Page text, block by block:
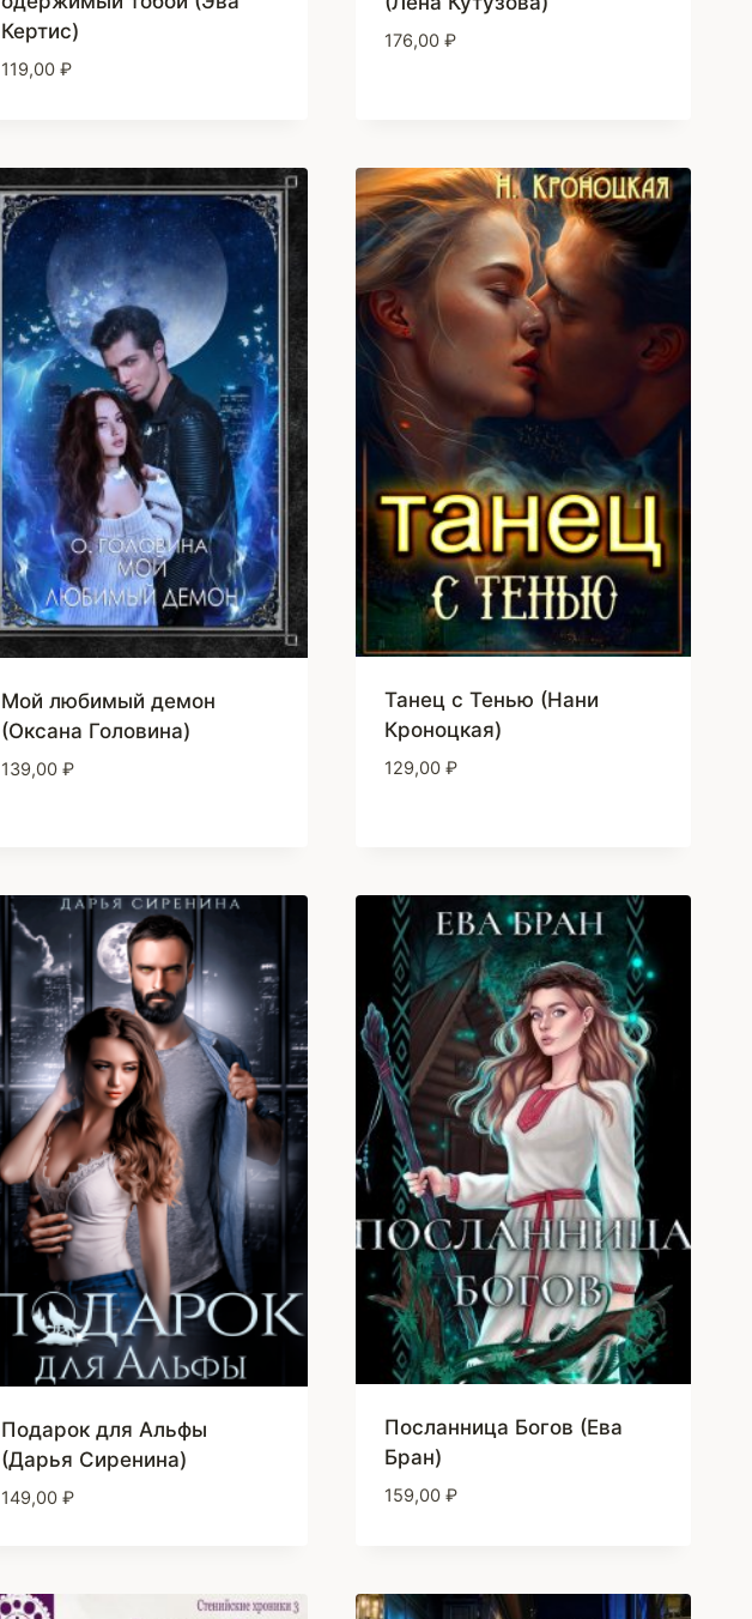
Кертис)
119,00 ₽
176,00 ₽
Мой любимый демон
(Оксана Головина)
139,00 ₽
Танец с Тенью (Нани
Кроноцкая)
129,00 ₽
Подарок для Альфы
(Дарья Сиренина)
149,00 ₽
Посланница Богов (Ева
Бран)
159,00 ₽